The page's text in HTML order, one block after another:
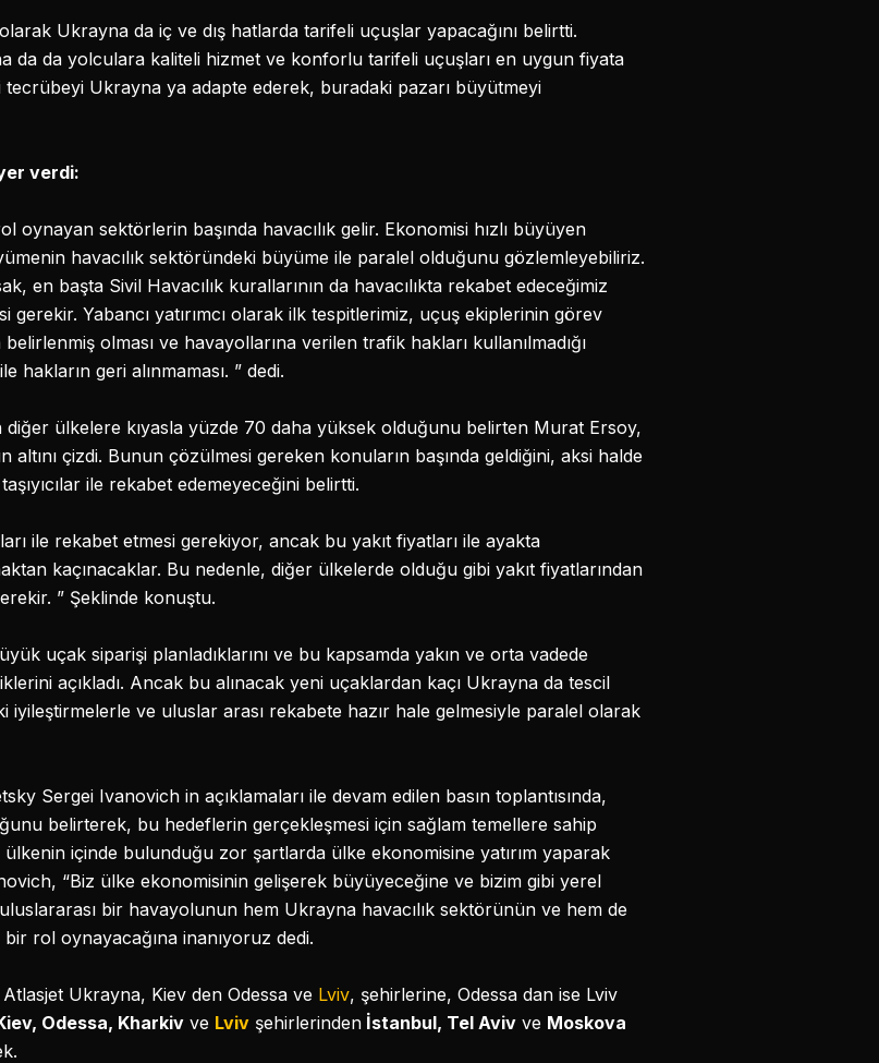
Ukrayna da iç ve dış hatlarda tarifeli uçuşlar yapacağını belirtti.
da da yolculara kaliteli hizmet ve konforlu tarifeli uçuşları en uygun fiyata
Ukrayna ya adapte ederek, buradaki pazarı büyütmeyi
verdi:
oynayan sektörlerin başında havacılık gelir. Ekonomisi hızlı büyüyen
havacılık sektöründeki büyüme ile paralel olduğunu gözlemleyebiliriz.
en başta Sivil Havacılık kurallarının da havacılıkta rekabet edeceğimiz
gerekir. Yabancı yatırımcı olarak ilk tespitlerimiz, uçuş ekiplerinin görev
olması ve havayollarına verilen trafik hakları kullanılmadığı
geri alınmaması. ” dedi.
diğer ülkelere kıyasla yüzde 70 daha yüksek olduğunu belirten Murat Ersoy,
çizdi. Bunun çözülmesi gereken konuların başında geldiğini, aksi halde
ile rekabet edemeyeceğini belirtti.
ile rekabet etmesi gerekiyor, ancak bu yakıt fiyatları ile ayakta
kaçınacaklar. Bu nedenle, diğer ülkelerde olduğu gibi yakıt fiyatlarından
” Şeklinde konuştu.
uçak siparişi planladıklarını ve bu kapsamda yakın ve orta vadede
açıkladı. Ancak bu alınacak yeni uçaklardan kaçı Ukrayna da tescil
iyileştirmelerle ve uluslar arası rekabete hazır hale gelmesiyle paralel olarak
Sergei Ivanovich in açıklamaları ile devam edilen basın toplantısında,
belirterek, bu hedeflerin gerçekleşmesi için sağlam temellere sahip
ülkenin içinde bulunduğu zor şartlarda ülke ekonomisine yatırım yaparak
“Biz ülke ekonomisinin gelişerek büyüyeceğine ve bizim gibi yerel
bir havayolunun hem Ukrayna havacılık sektörünün ve hem de
rol oynayacağına inanıyoruz dedi.
Ukrayna, Kiev den Odessa ve Lviv, şehirlerine, Odessa dan ise Lviv
Odessa, Kharkiv ve Lviv şehirlerinden İstanbul, Tel Aviv ve Moskova